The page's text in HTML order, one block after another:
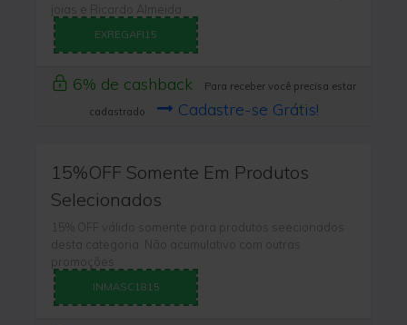
joias e Ricardo Almeida
EXREGAFI15
6% de cashback
Para receber você precisa estar
cadastrado
Cadastre-se Grátis!
15%OFF Somente Em Produtos
Selecionados
15% OFF válido somente para produtos seecionados
desta categoria. Não acumulativo com outras
promoções
INMASC1815